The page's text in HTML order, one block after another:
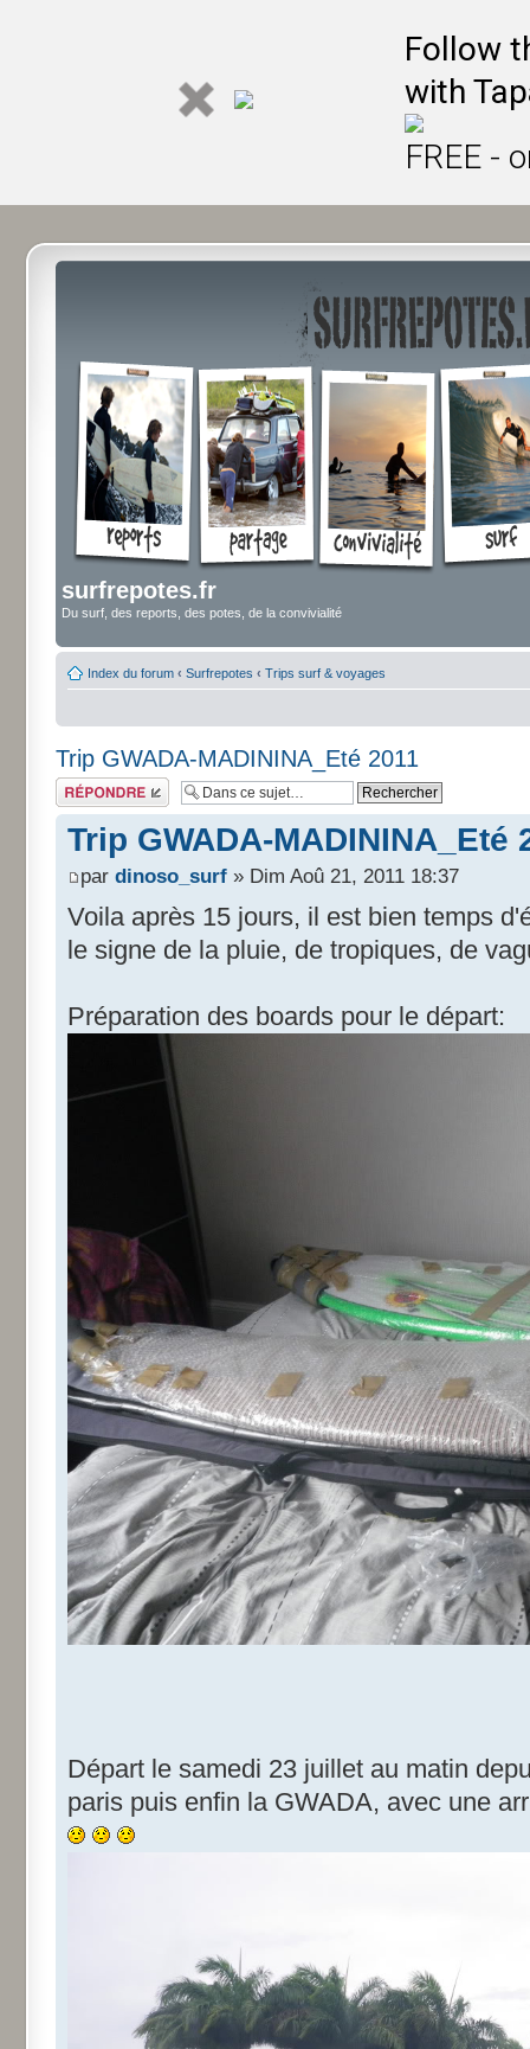
Follow
with
FREE -
surfrepotes.fr
Du surf, des reports, des potes, de la convivialité
Index du forum ‹ Surfrepotes ‹ Trips surf & voyages
Trip GWADA-MADININA_Eté 2011
Répondre
Trip GWADA-MADININA_Eté
par dinoso_surf » Dim Aoû 21, 2011 18:37
Voila après 15 jours, il est bien temps
le signe de la pluie, de tropiques, de
Préparation des boards pour le départ:
Départ le samedi 23 juillet au matin
paris puis enfin la GWADA, avec une